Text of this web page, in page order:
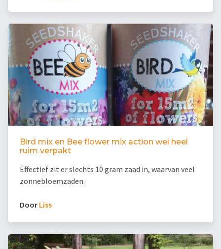
Bird mix en Bee flower mix action wel heel
ruim verpakt
Effectief zit er slechts 10 gram zaad in, waarvan veel
zonnebloemzaden.
Door Liss